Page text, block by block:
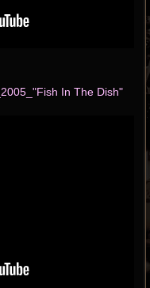
_2005_"Fish In The Dish"